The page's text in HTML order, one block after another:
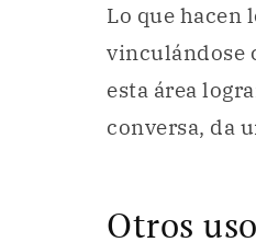
Lo que hacen
vinculándose
esta área
conversa, da
Otros